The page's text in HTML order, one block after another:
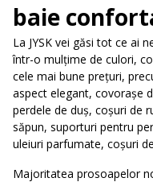
baie
La JYSK vei găsi tot ce ai
într-o mulţime de culori,
cele mai bune preţuri,
aspect elegant, covorașe
perdele de duș, coșuri de
săpun, suporturi pentru
uleiuri parfumate, coșuri
Majoritatea prosoapelor